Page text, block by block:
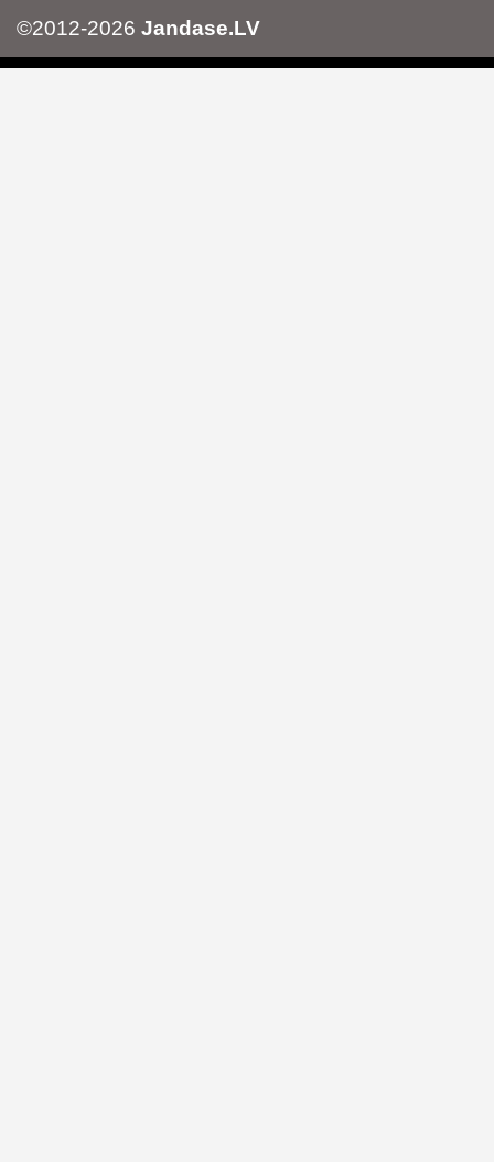
©2012-2026 Jandase.LV